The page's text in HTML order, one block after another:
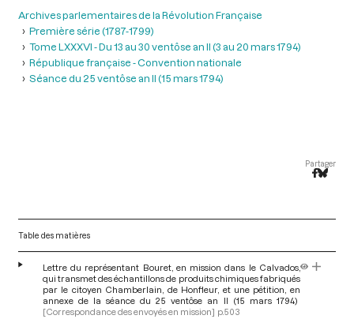
Archives parlementaires de la Révolution Française
Première série (1787-1799)
Tome LXXXVI - Du 13 au 30 ventôse an II (3 au 20 mars 1794)
République française - Convention nationale
Séance du 25 ventôse an II (15 mars 1794)
Partager
Table des matières
Lettre du représentant Bouret, en mission dans le Calvados,
qui transmet des échantillons de produits chimiques fabriqués
par le citoyen Chamberlain, de Honfleur, et une pétition, en
annexe de la séance du 25 ventôse an II (15 mars 1794)
[Correspondance des envoyés en mission] p.503